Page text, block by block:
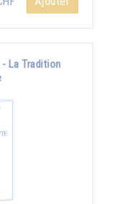
La Tradition